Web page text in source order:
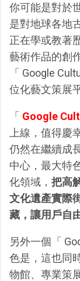
你可能是對於
是對地球各地
正在學或教著
藝術作品的創
「 Google
位化藝文策展
「 Google
上線，值得慶
仍然在繼續成
中心，最大特
化領域， 把高
文化遺產實際
藏，讓用戶自
另外一個「
色是，這也同
物館、專業策